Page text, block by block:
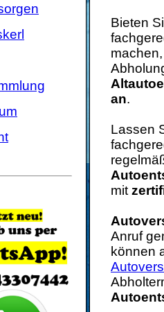
Bieten
an.
Lassen
mit
Anruf
können